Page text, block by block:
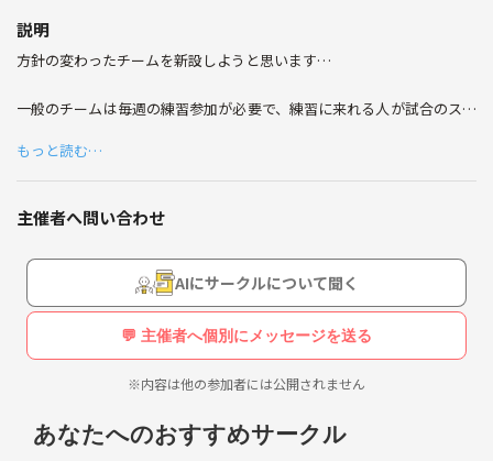
説明
方針の変わったチームを新設しようと思います…
一般のチームは毎週の練習参加が必要で、練習に来れる人が試合のスタ
運営します｡
練習は月2回程度と頻度を下げ、メンバーが集まりやすい日時を設定し
ます｡
人数集まり次第、西宮のクラブチームとして登録し試合に参加します｡
参加メンバーの中で、ベストと考えるスタメンで試合に挑みます｡
練習の参加の頻度が多いからといって、スタメンに入れるとは限りませ
費用は、安定した運営が出来るまでは体育館使用料、協会登録料、試合
このような異色のチームではありますが、よろしくお願いします｡m(__)
もっと読む…
主催者へ問い合わせ
AIにサークルについて聞く
💬 主催者へ個別にメッセージを送る
※内容は他の参加者には公開されません
あなたへのおすすめサークル